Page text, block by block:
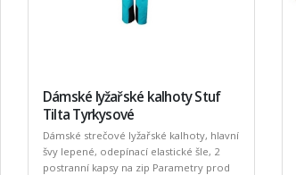
Dámské lyžařské kalhoty Stuf
Tilta Tyrkysové
Dámské strečové lyžařské kalhoty, hlavní
švy lepené, odepínací elastické šle, 2
postranní kapsy na zip Parametry prod